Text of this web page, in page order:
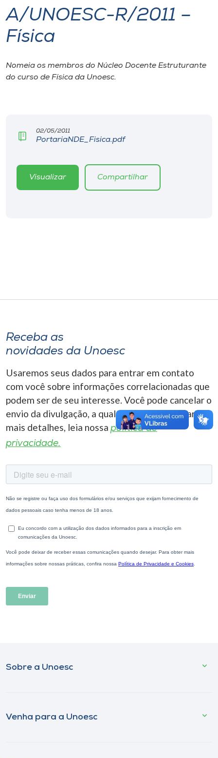
I.nova
Cultura
Biblioteca
Editora
A-
A/UNOESC-R/2011 –
Física
Nomeia os membros do Núcleo Docente Estruturante
do curso de Física da Unoesc.
02/05/2011
PortariaNDE_Fisica.pdf
Visualizar Compartilhar
Receba as
novidades da Unoesc
Usaremos seus dados para entrar em contato
com você sobre informações correlacionadas que
podem ser de seu interesse. Você pode cancelar o
envio da divulgação, a qualquer momento. Para
mais detalhes, leia nossa política de
privacidade.
Sobre a Unoesc
Venha para a Unoesc